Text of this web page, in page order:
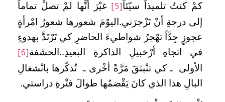
كمْ كنتُ تلميذاً سيّئاً [5] غيْرَ أنَّها لمْ تصلْ تماماً
إلى درجةِ أنْ تَزْجرَني.اليوْمَ شعورها شعورُ امْرأةٍ
عجوزٍ جِدَّاً تهْجرُ شواطيءَ الحاضرِ كي تَرْتَدَّ بهدوءٍ
في اتجاهِ أرْخبيلِ الذاكرةِ البعيدِ..الحشَفة [6]
الأولى ـ كي تنْبثقَ مَرَّةً أخْرى ـ تُذكّرها بانْشغالِ
البالِ هذا الذي كانَ يَقْضمُها طوالَ فتْرةِ دراستي.